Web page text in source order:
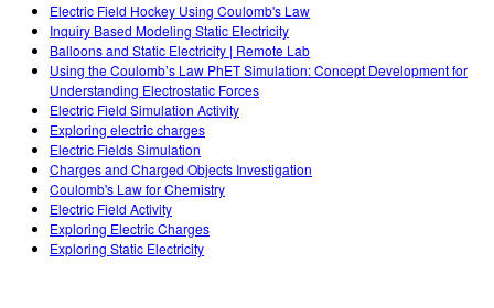
Tierra y Espacio
Biología
Simulaciones Traducidas
Customizable Sims
Comprar una licencia
Guía para el Envío de Actividades
Talleres Virtuales
Aprendizaje Profesional con PhET
Enseñando con PhET
Diseño Inclusivo
PhET Global
Data Fluency
DEIB en Educación STEM
SceneryStack OSE
Reporte de Impacto
INGRESAR / REGISTRARSE
INGRESAR / REGISTRARSE
Electric Field Hockey Using Coulomb's Law
Inquiry Based Modeling Static Electricity
Balloons and Static Electricity | Remote Lab
Using the Coulomb’s Law PhET Simulation: Concept Development for
Understanding Electrostatic Forces
Electric Field Simulation Activity
Exploring electric charges
Electric Fields Simulation
Charges and Charged Objects Investigation
Coulomb's Law for Chemistry
Electric Field Activity
Exploring Electric Charges
Exploring Static Electricity